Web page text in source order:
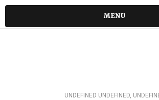
MENU
UNDEFINED UNDEFINED,